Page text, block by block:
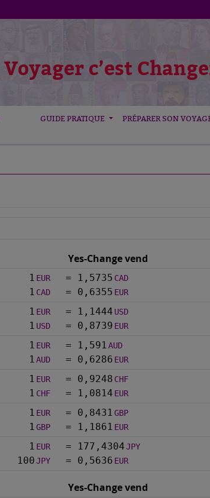
Voyager c’est
GUIDE PRATIQUE PRÉPARER SON
Yes-Change vend
1 EUR = 1,5735 CAD
1 CAD = 0,6355 EUR
1 EUR = 1,1444 USD
1 USD = 0,8739 EUR
1 EUR = 1,591AUD
1AUD = 0,6286 EUR
1 EUR = 0,9248 CHF
1 CHF = 1,0814 EUR
1 EUR = 0,8431GBP
1GBP = 1,1861 EUR
1 EUR = 177,4304JPY
100JPY = 0,5636 EUR
Yes-Change vend